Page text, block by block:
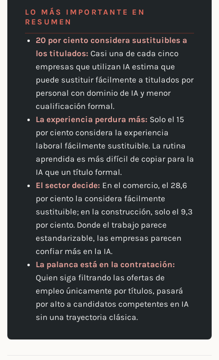
LO MÁS IMPORTANTE EN
RESUMEN
20 por ciento considera sustituibles a
los titulados: Casi una de cada cinco
empresas que utilizan IA estima que
puede sustituir fácilmente a titulados por
personal con dominio de IA y menor
cualificación formal.
La experiencia perdura más: Solo el 15
por ciento considera la experiencia
laboral fácilmente sustituible. La rutina
aprendida es más difícil de copiar para la
IA que un título formal.
El sector decide: En el comercio, el 28,6
por ciento la considera fácilmente
sustituible; en la construcción, solo el 9,3
por ciento. Donde el trabajo parece
estandarizable, las empresas parecen
confiar más en la IA.
La palanca está en la contratación:
Quien siga filtrando las ofertas de
empleo únicamente por títulos, pasará
por alto a candidatos competentes en IA
sin una trayectoria clásica.